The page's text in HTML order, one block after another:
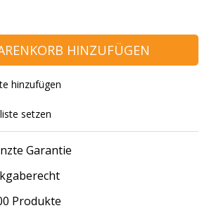
HINZUFÜGEN
hinzufügen
setzen
Garantie
Produkte